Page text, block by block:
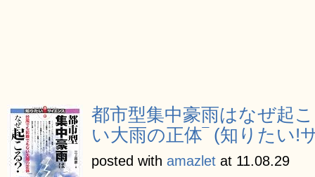
都市型集中豪雨はなぜ起
い大雨の正体‾ (知りたい!
posted with amazlet at 11.08.29